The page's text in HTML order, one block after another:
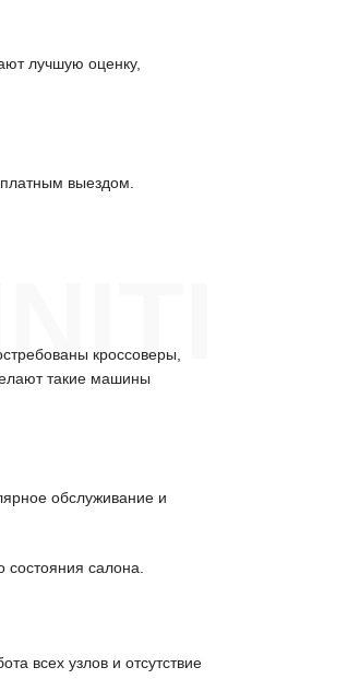
лучшую оценку,
выездом.
кроссоверы,
такие машины
обслуживание и
состояния салона.
всех узлов и отсутствие